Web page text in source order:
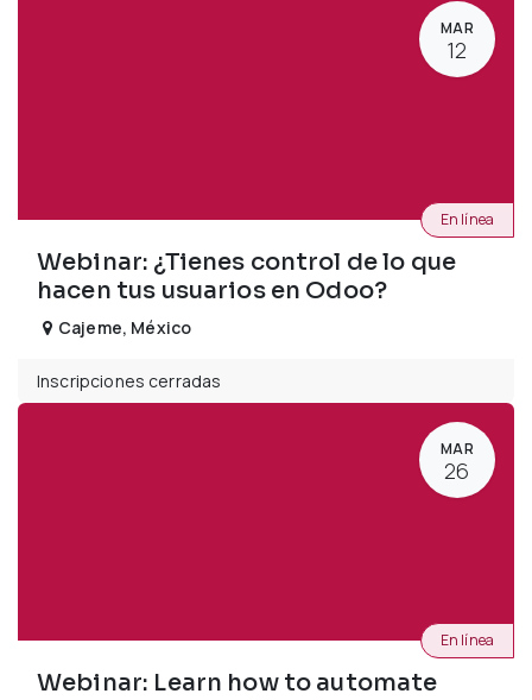
MAR
12
Webinar: ¿Tienes control de lo que
hacen tus usuarios en Odoo?
En línea
Cajeme, México
Inscripciones cerradas
MAR
26
Webinar: Learn how to automate
En línea